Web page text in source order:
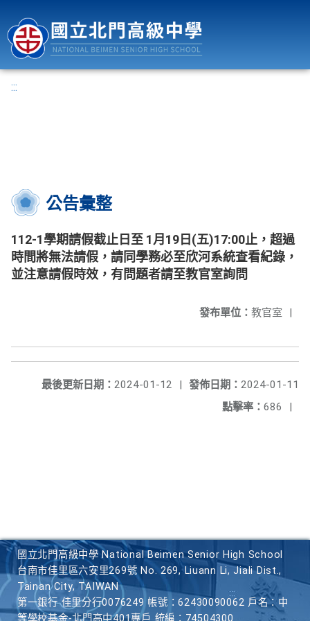
:::
公告彙整
112-1學期請假截止日至 1月19日(五)17:00止，超過
時間將無法請假，請同學務必至欣河系統查看紀錄，
並注意請假時效，有問題者請至教官室詢問
發布單位： 教官室 |
發佈日期： 2024-01-11
最後更新日期： 2024-01-12
|
點擊率： 686 |
國立北門高級中學 National Beimen Senior High School
台南市佳里區六安里269號 No. 269, Liuann Li, Jiali Dist.,
Tainan City, TAIWAN
第一銀行 佳里分行0076249 帳號：62430090062 戶名：中
等學校基金-北門高中401專戶 統編：74504300